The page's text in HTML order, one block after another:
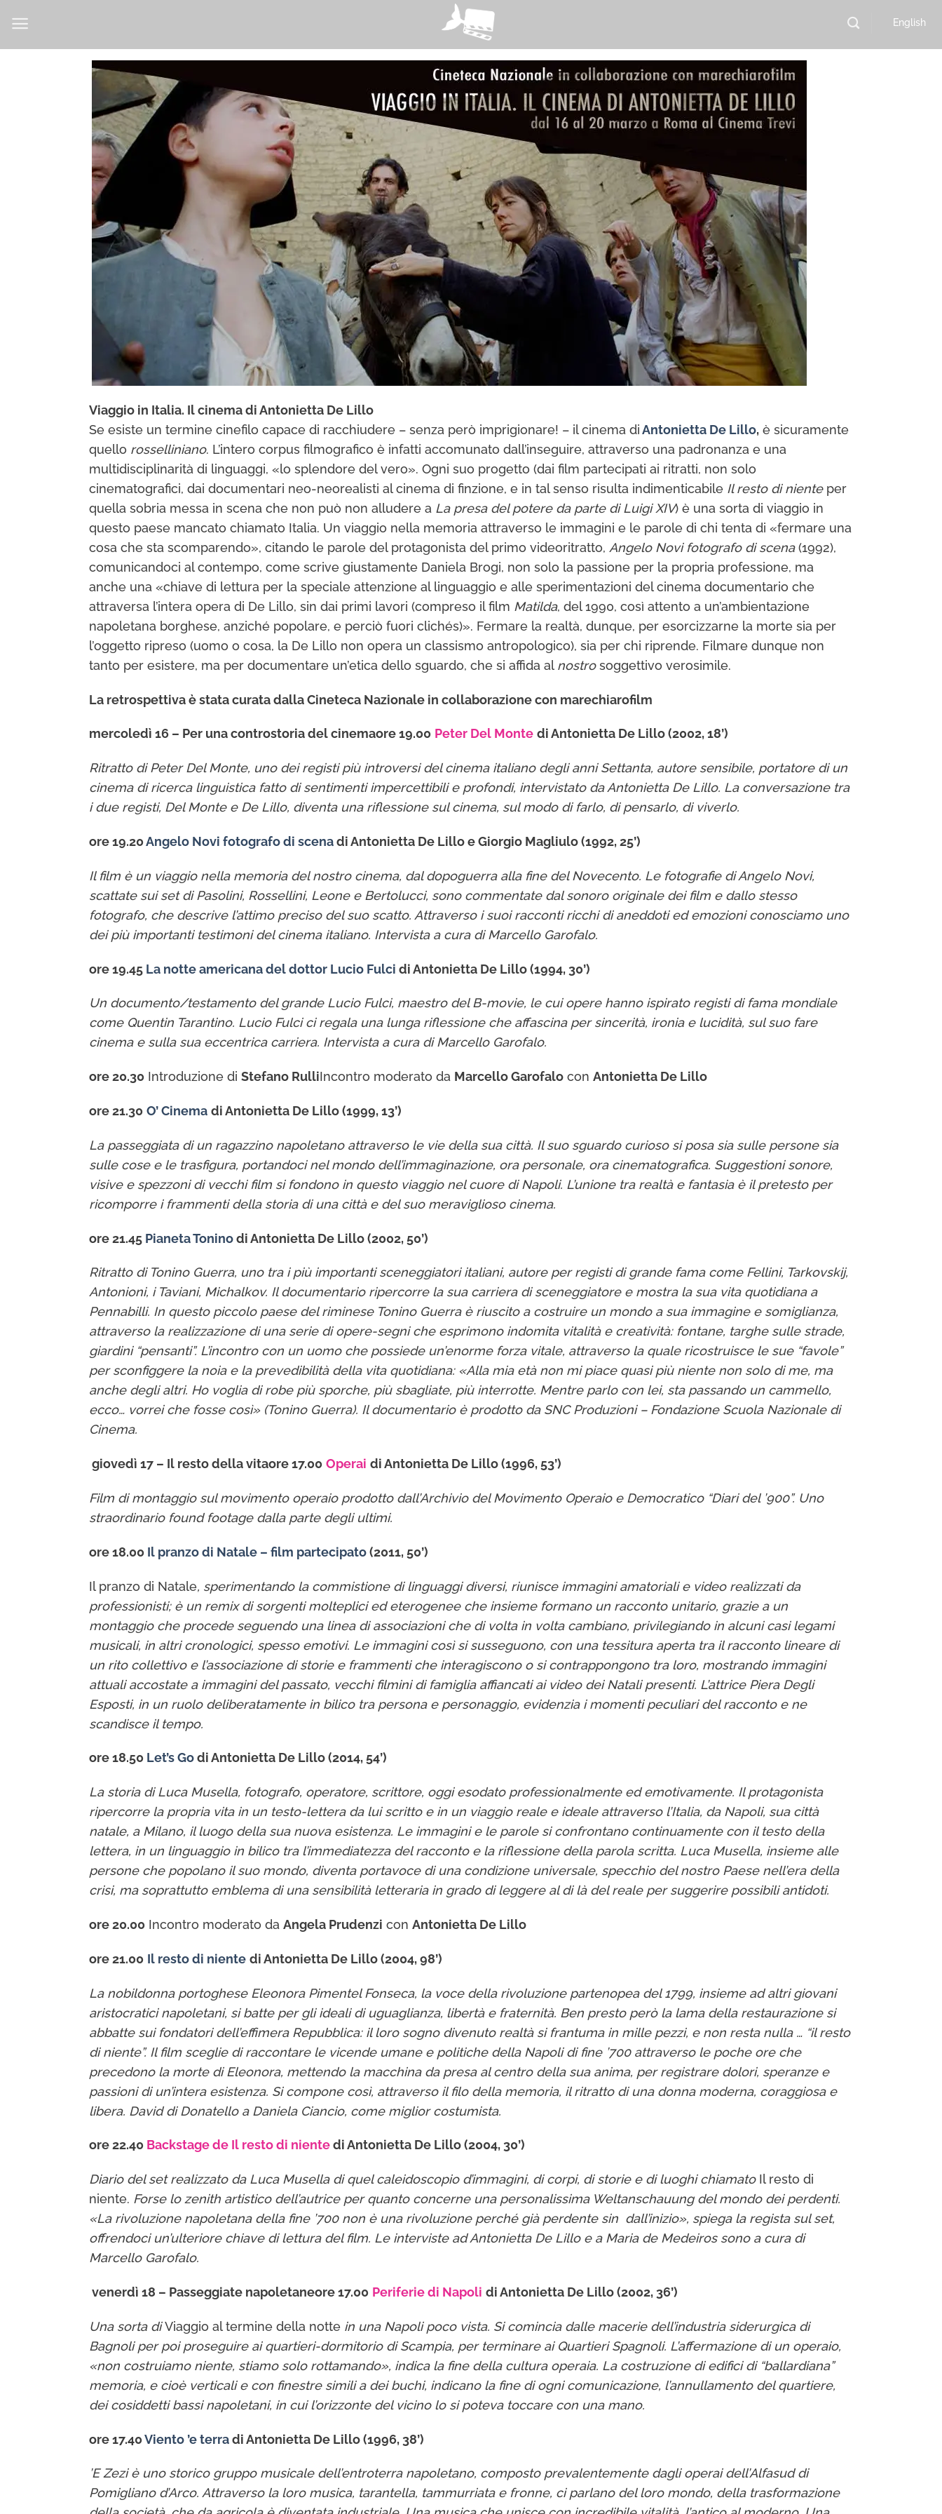
English
Viaggio in Italia. Il cinema di Antonietta De Lillo
Se esiste un termine cinefilo capace di racchiudere – senza però imprigionare! – il cinema diAntonietta De Lillo, è sicuramente
quello rosselliniano. L’intero corpus filmografico è infatti accomunato dall’inseguire, attraverso una padronanza e una
multidisciplinarità di linguaggi, «lo splendore del vero». Ogni suo progetto (dai film partecipati ai ritratti, non solo
cinematografici, dai documentari neo-neorealisti al cinema di finzione, e in tal senso risulta indimenticabile Il resto di nienteper
quella sobria messa in scena che non può non alludere a La presa del potere da parte di Luigi XIV) è una sorta di viaggio in
questo paese mancato chiamato Italia. Un viaggio nella memoria attraverso le immagini e le parole di chi tenta di «fermare una
cosa che sta scomparendo», citando le parole del protagonista del primo videoritratto, Angelo Novi fotografo di scena(1992),
comunicandoci al contempo, come scrive giustamente Daniela Brogi, non solo la passione per la propria professione, ma
anche una «chiave di lettura per la speciale attenzione al linguaggio e alle sperimentazioni del cinema documentario che
attraversa l’intera opera di De Lillo, sin dai primi lavori (compreso il film Matilda, del 1990, così attento a un’ambientazione
napoletana borghese, anziché popolare, e perciò fuori clichés)». Fermare la realtà, dunque, per esorcizzarne la morte sia per
l’oggetto ripreso (uomo o cosa, la De Lillo non opera un classismo antropologico), sia per chi riprende. Filmare dunque non
tanto per esistere, ma per documentare un’etica dello sguardo, che si affida al nostrosoggettivo verosimile.
La retrospettiva è stata curata dalla Cineteca Nazionale in collaborazione con marechiarofilm
mercoledì 16 – Per una controstoria del cinemaore 19.00 Peter Del Monte di Antonietta De Lillo (2002, 18’)
Ritratto di Peter Del Monte, uno dei registi più introversi del cinema italiano degli anni Settanta, autore sensibile, portatore di un
cinema di ricerca linguistica fatto di sentimenti impercettibili e profondi, intervistato da Antonietta De Lillo. La conversazione tra
i due registi, Del Monte e De Lillo, diventa una riflessione sul cinema, sul modo di farlo, di pensarlo, di viverlo.
ore 19.20Angelo Novi fotografo di scenadi Antonietta De Lillo e Giorgio Magliulo (1992, 25’)
Il film è un viaggio nella memoria del nostro cinema, dal dopoguerra alla fine del Novecento. Le fotografie di Angelo Novi,
scattate sui set di Pasolini, Rossellini, Leone e Bertolucci, sono commentate dal sonoro originale dei film e dallo stesso
fotografo, che descrive l’attimo preciso del suo scatto. Attraverso i suoi racconti ricchi di aneddoti ed emozioni conosciamo uno
dei più importanti testimoni del cinema italiano. Intervista a cura di Marcello Garofalo.
ore 19.45 La notte americana del dottor Lucio Fulci di Antonietta De Lillo (1994, 30’)
Un documento/testamento del grande Lucio Fulci, maestro del B-movie, le cui opere hanno ispirato registi di fama mondiale
come Quentin Tarantino. Lucio Fulci ci regala una lunga riflessione che affascina per sincerità, ironia e lucidità, sul suo fare
cinema e sulla sua eccentrica carriera. Intervista a cura di Marcello Garofalo.
ore 20.30 Introduzione di Stefano RulliIncontro moderato da Marcello Garofalo con Antonietta De Lillo
ore 21.30 O’ Cinema di Antonietta De Lillo (1999, 13’)
La passeggiata di un ragazzino napoletano attraverso le vie della sua città. Il suo sguardo curioso si posa sia sulle persone sia
sulle cose e le trasfigura, portandoci nel mondo dell’immaginazione, ora personale, ora cinematografica. Suggestioni sonore,
visive e spezzoni di vecchi film si fondono in questo viaggio nel cuore di Napoli. L’unione tra realtà e fantasia è il pretesto per
ricomporre i frammenti della storia di una città e del suo meraviglioso cinema.
ore 21.45 Pianeta Toninodi Antonietta De Lillo (2002, 50’)
Ritratto di Tonino Guerra, uno tra i più importanti sceneggiatori italiani, autore per registi di grande fama come Fellini, Tarkovskij,
Antonioni, i Taviani, Michalkov. Il documentario ripercorre la sua carriera di sceneggiatore e mostra la sua vita quotidiana a
Pennabilli. In questo piccolo paese del riminese Tonino Guerra è riuscito a costruire un mondo a sua immagine e somiglianza,
attraverso la realizzazione di una serie di opere-segni che esprimono indomita vitalità e creatività: fontane, targhe sulle strade,
giardini “pensanti”. L’incontro con un uomo che possiede un’enorme forza vitale, attraverso la quale ricostruisce le sue “favole”
per sconfiggere la noia e la prevedibilità della vita quotidiana: «Alla mia età non mi piace quasi più niente non solo di me, ma
anche degli altri. Ho voglia di robe più sporche, più sbagliate, più interrotte. Mentre parlo con lei, sta passando un cammello,
ecco… vorrei che fosse così» (Tonino Guerra). Il documentario è prodotto da SNC Produzioni – Fondazione Scuola Nazionale di
Cinema.
giovedì 17 – Il resto della vitaore 17.00 Operai di Antonietta De Lillo (1996, 53’)
Film di montaggio sul movimento operaio prodotto dall’Archivio del Movimento Operaio e Democratico “Diari del ’900”. Uno
straordinario found footage dalla parte degli ultimi.
ore 18.00 Il pranzo di Natale – film partecipato(2011, 50’)
Il pranzo di Natale, sperimentando la commistione di linguaggi diversi, riunisce immagini amatoriali e video realizzati da
professionisti; è un remix di sorgenti molteplici ed eterogenee che insieme formano un racconto unitario, grazie a un
montaggio che procede seguendo una linea di associazioni che di volta in volta cambiano, privilegiando in alcuni casi legami
musicali, in altri cronologici, spesso emotivi. Le immagini così si susseguono, con una tessitura aperta tra il racconto lineare di
un rito collettivo e l’associazione di storie e frammenti che interagiscono o si contrappongono tra loro, mostrando immagini
attuali accostate a immagini del passato, vecchi filmini di famiglia affiancati ai video dei Natali presenti. L’attrice Piera Degli
Esposti, in un ruolo deliberatamente in bilico tra persona e personaggio, evidenzia i momenti peculiari del racconto e ne
scandisce il tempo.
ore 18.50 Let’s Godi Antonietta De Lillo (2014, 54’)
La storia di Luca Musella, fotografo, operatore, scrittore, oggi esodato professionalmente ed emotivamente. Il protagonista
ripercorre la propria vita in un testo-lettera da lui scritto e in un viaggio reale e ideale attraverso l’Italia, da Napoli, sua città
natale, a Milano, il luogo della sua nuova esistenza. Le immagini e le parole si confrontano continuamente con il testo della
lettera, in un linguaggio in bilico tra l’immediatezza del racconto e la riflessione della parola scritta. Luca Musella, insieme alle
persone che popolano il suo mondo, diventa portavoce di una condizione universale, specchio del nostro Paese nell’era della
crisi, ma soprattutto emblema di una sensibilità letteraria in grado di leggere al di là del reale per suggerire possibili antidoti.
ore 20.00 Incontro moderato da Angela Prudenzi con Antonietta De Lillo
ore 21.00 Il resto di niente di Antonietta De Lillo (2004, 98’)
La nobildonna portoghese Eleonora Pimentel Fonseca, la voce della rivoluzione partenopea del 1799, insieme ad altri giovani
aristocratici napoletani, si batte per gli ideali di uguaglianza, libertà e fraternità. Ben presto però la lama della restaurazione si
abbatte sui fondatori dell’effimera Repubblica: il loro sogno divenuto realtà si frantuma in mille pezzi, e non resta nulla … “il resto
di niente”. Il film sceglie di raccontare le vicende umane e politiche della Napoli di fine ’700 attraverso le poche ore che
precedono la morte di Eleonora, mettendo la macchina da presa al centro della sua anima, per registrare dolori, speranze e
passioni di un’intera esistenza. Si compone così, attraverso il filo della memoria, il ritratto di una donna moderna, coraggiosa e
libera. David di Donatello a Daniela Ciancio, come miglior costumista.
ore 22.40 Backstage de Il resto di nientedi Antonietta De Lillo (2004, 30’)
Diario del set realizzato da Luca Musella di quel caleidoscopio d’immagini, di corpi, di storie e di luoghi chiamato Il resto di
niente. Forse lo zenith artistico dell’autrice per quanto concerne una personalissima Weltanschauung del mondo dei perdenti.
«La rivoluzione napoletana della fine ’700 non è una rivoluzione perché già perdente sin dall’inizio», spiega la regista sul set,
offrendoci un’ulteriore chiave di lettura del film. Le interviste ad Antonietta De Lillo e a Maria de Medeiros sono a cura di
Marcello Garofalo.
venerdì 18 – Passeggiate napoletaneore 17.00 Periferie di Napoli di Antonietta De Lillo (2002, 36’)
Una sorta diViaggio al termine della notte in una Napoli poco vista. Si comincia dalle macerie dell’industria siderurgica di
Bagnoli per poi proseguire ai quartieri-dormitorio di Scampia, per terminare ai Quartieri Spagnoli. L’affermazione di un operaio,
«non costruiamo niente, stiamo solo rottamando», indica la fine della cultura operaia. La costruzione di edifici di “ballardiana”
memoria, e cioè verticali e con finestre simili a dei buchi, indicano la fine di ogni comunicazione, l’annullamento del quartiere,
dei cosiddetti bassi napoletani, in cui l’orizzonte del vicino lo si poteva toccare con una mano.
ore 17.40Viento ’e terradi Antonietta De Lillo (1996, 38’)
’E Zezi è uno storico gruppo musicale dell’entroterra napoletano, composto prevalentemente dagli operai dell’Alfasud di
Pomigliano d’Arco. Attraverso la loro musica, tarantella, tammurriata e fronne, ci parlano del loro mondo, della trasformazione